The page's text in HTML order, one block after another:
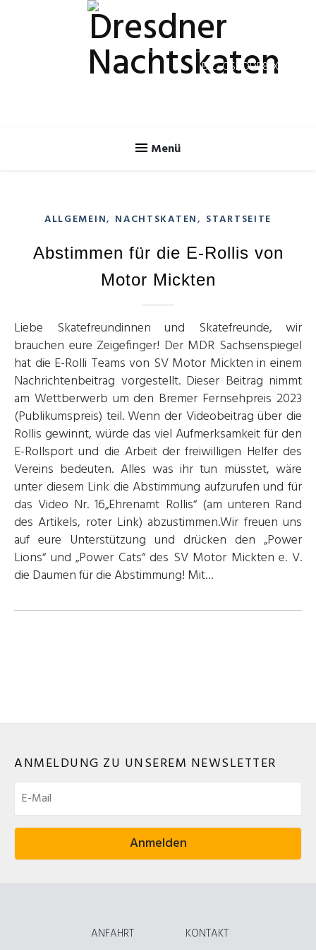
ALLGEMEIN, NACHTSKATEN, STARTSEITE
Abstimmen für die E-Rollis von
Motor Mickten
Liebe Skatefreundinnen und Skatefreunde, wir
brauchen eure Zeigefinger! Der MDR Sachsenspiegel
hat die E-Rolli Teams von SV Motor Mickten in einem
Nachrichtenbeitrag vorgestellt. Dieser Beitrag nimmt
am Wettberwerb um den Bremer Fernsehpreis 2023
(Publikumspreis) teil. Wenn der Videobeitrag über die
Rollis gewinnt, würde das viel Aufmerksamkeit für den
E-Rollsport und die Arbeit der freiwilligen Helfer des
Vereins bedeuten. Alles was ihr tun müsstet, wäre
unter diesem Link die Abstimmung aufzurufen und für
das Video Nr. 16„Ehrenamt Rollis“ (am unteren Rand
des Artikels, roter Link) abzustimmen.Wir freuen uns
auf eure Unterstützung und drücken den „Power
Lions“ und „Power Cats“ des SV Motor Mickten e. V.
die Daumen für die Abstimmung! Mit…
IBAN: DE70 8505 0300 3120 2624 46
BIC: OSDDDE81XXX
ANMELDUNG ZU UNSEREM NEWSLETTER
ANFAHRT KONTAKT